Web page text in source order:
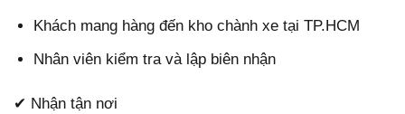
Khách mang hàng đến kho chành xe tại TP.HCM
Nhân viên kiểm tra và lập biên nhận
✔ Nhận tận nơi